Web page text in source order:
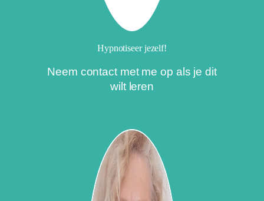
Hypnotiseer jezelf!
Neem contact met me op als je dit
wilt leren